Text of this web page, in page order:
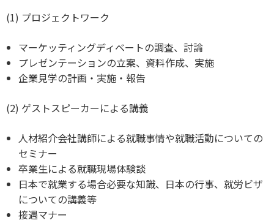
(1) プロジェクトワーク
マーケッティングディベートの調査、討論
プレゼンテーションの立案、資料作成、実施
企業見学の計画・実施・報告
(2) ゲストスピーカーによる講義
人材紹介会社講師による就職事情や就職活動についての
セミナー
卒業生による就職現場体験談
日本で就業する場合必要な知識、日本の行事、就労ビザ
についての講義等
接遇マナー